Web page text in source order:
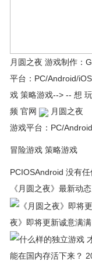
月圆之夜 游戏制作：
平台：PC/Android/
戏 策略游戏--> -- 想
频 官网
月圆之夜
游戏平台：PC/
冒险游戏 策略游戏
PCIOSAndroid 没有
《月圆之夜》最新动态
夜》即将更新诚意满
能在国内存活下来？